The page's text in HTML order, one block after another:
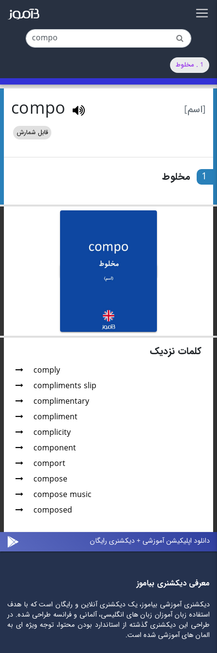
1 . مخلوط
[اسم] compo
قابل شمارش
1 مخلوط
کلمات نزدیک
comply
compliments slip
complimentary
compliment
complicity
component
comport
compose
compose music
composed
دانلود اپلیکیشن آموزشی + دیکشنری رایگان
معرفی دیکشنری بیاموز
دیکشنری آموزشی بیاموز، یک دیکشنری آنلاین و رایگان است که با هدف
استفاده زبان آموزان زبان های انگلیسی، آلمانی و فرانسه طراحی شده. در
طراحی این دیکشنری گذشته از استاندارد بودن محتوا، توجه ویژه ای به
المان های آموزشی شده است.